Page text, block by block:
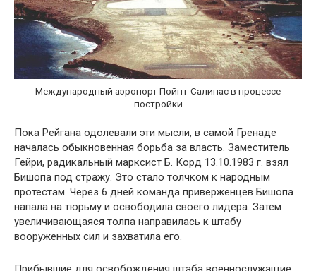
Международный аэропорт Пойнт-Салинас в процессе
постройки
Пока Рейгана одолевали эти мысли, в самой Гренаде
началась обыкновенная борьба за власть. Заместитель
Гейри, радикальный марксист Б. Корд 13.10.1983 г. взял
Бишопа под стражу. Это стало толчком к народным
протестам. Через 6 дней команда приверженцев Бишопа
напала на тюрьму и освободила своего лидера. Затем
увеличивающаяся толпа направилась к штабу
вооруженных сил и захватила его.